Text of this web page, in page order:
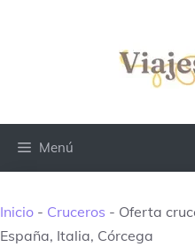
Menú
Inicio - Cruceros - Oferta
España, Italia, Córcega